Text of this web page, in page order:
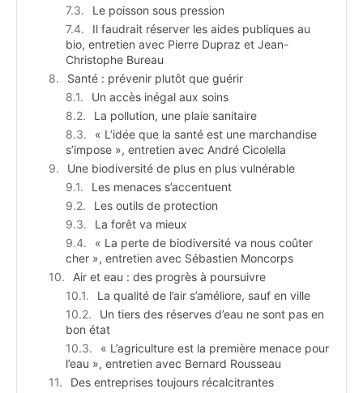
Le poisson sous pression
Il faudrait réserver les aides publiques au
bio, entretien avec Pierre Dupraz et Jean-
Christophe Bureau
Santé : prévenir plutôt que guérir
Un accès inégal aux soins
La pollution, une plaie sanitaire
« L’idée que la santé est une marchandise
s’impose », entretien avec André Cicolella
Une biodiversité de plus en plus vulnérable
Les menaces s’accentuent
Les outils de protection
La forêt va mieux
« La perte de biodiversité va nous coûter
cher », entretien avec Sébastien Moncorps
Air et eau : des progrès à poursuivre
La qualité de l’air s’améliore, sauf en ville
Un tiers des réserves d’eau ne sont pas en
bon état
« L’agriculture est la première menace pour
l’eau », entretien avec Bernard Rousseau
Des entreprises toujours récalcitrantes